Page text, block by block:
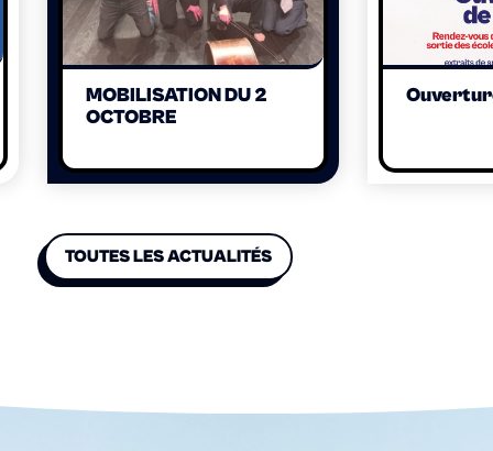
MOBILISATION DU 2
OCTOBRE
TOUTES LES ACTUALITÉS